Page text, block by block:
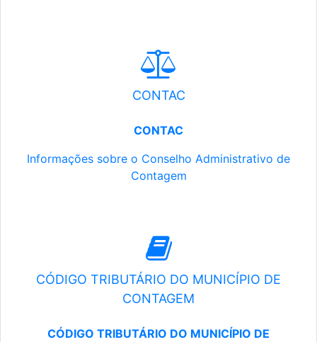
CONTAC
CONTAC
Informações sobre o Conselho Administrativo de
Contagem
CÓDIGO TRIBUTÁRIO DO MUNICÍPIO DE
CONTAGEM
CÓDIGO TRIBUTÁRIO DO MUNICÍPIO DE